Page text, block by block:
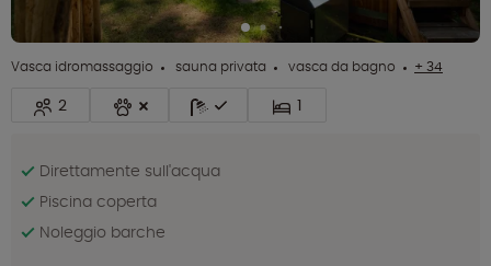
Vasca idromassaggio sauna privata vasca da bagno + 34
2 1
Direttamente sull'acqua
Piscina coperta
Noleggio barche